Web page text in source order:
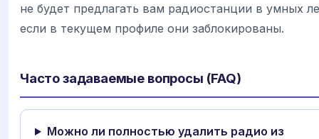
не будет предлагать вам радиостанции в умных
если в текущем профиле они заблокированы.
Часто задаваемые вопросы (FAQ)
Можно ли полностью удалить радио из